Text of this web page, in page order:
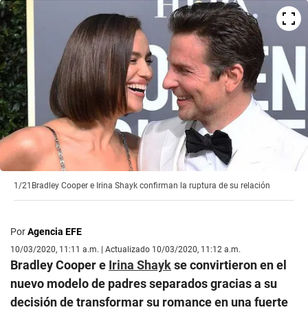
1/21 Bradley Cooper e Irina Shayk confirman la ruptura de su relación
PorAgencia EFE
10/03/2020, 11:11 a.m. | Actualizado 10/03/2020, 11:12 a.m.
Bradley Cooper e Irina Shaykse convirtieron en el
nuevo modelo de padres separados gracias a su
decisión de transformar su romance en una fuerte